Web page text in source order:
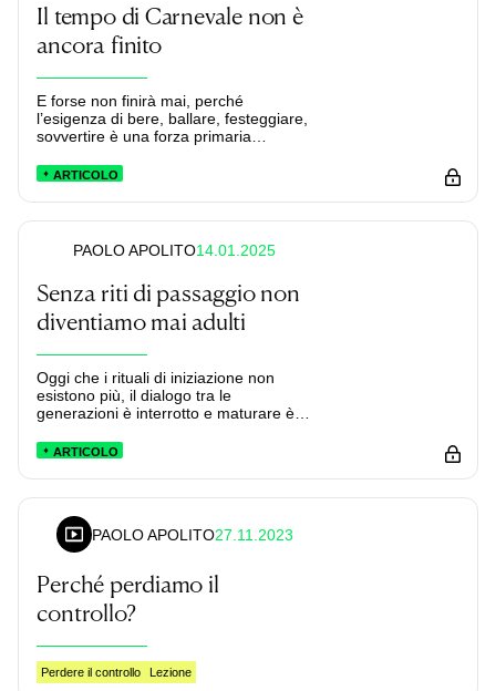
Il tempo di Carnevale non è
ancora finito
E forse non finirà mai, perché
l’esigenza di bere, ballare, festeggiare,
sovvertire è una forza primaria
ARTICOLO
PAOLO APOLITO14.01.2025
Senza riti di passaggio non
diventiamo mai adulti
Oggi che i rituali di iniziazione non
esistono più, il dialogo tra le
generazioni è interrotto e maturare è
ARTICOLO
PAOLO APOLITO27.11.2023
Perché perdiamo il
controllo?
Perdere il controllo Lezione